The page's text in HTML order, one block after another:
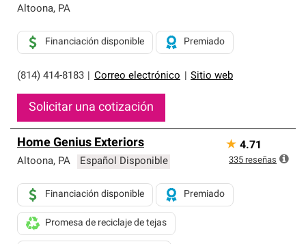
Altoona, PA
(814) 414-8183 Correo electrónico Sitio web
Financiación disponible Premiado
Solicitar una cotización
Home Genius Exteriors
Altoona, PA Español Disponible
Financiación disponible Premiado
Promesa de reciclaje de tejas
★ 4.71
335 reseñas